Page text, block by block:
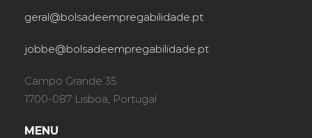
geral@bolsadeempregabilidade.pt
jobbe@bolsadeempregabilidade.pt
Campo Grande 35
1700-087 Lisboa, Portugal
MENU